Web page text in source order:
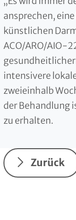
ansprechen,
künstlichen
ACO/ARO/AIO-
intensivere
zweieinhalb
der Behandlung
zu erhalten.
Zurück